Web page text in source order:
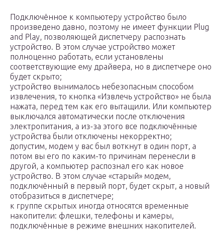
Подключённое к компьютеру устройство было
произведено давно, поэтому не имеет функции Plug
and Play, позволяющей диспетчеру распознать
устройство. В этом случае устройство может
полноценно работать, если установлены
соответствующие ему драйвера, но в диспетчере оно
будет скрыто;
устройство вынималось небезопасным способом
извлечения, то кнопка «Извлечь устройство» не была
нажата, перед тем как его вытащили. Или компьютер
выключался автоматически после отключения
электропитания, а из-за этого все подключённые
устройства были отключены некорректно;
допустим, модем у вас был воткнут в один порт, а
потом вы его по каким-то причинам перенесли в
другой, а компьютер распознал его как новое
устройство. В этом случае «старый» модем,
подключённый в первый порт, будет скрыт, а новый
отобразиться в диспетчере;
к группе скрытых иногда относятся временные
накопители: флешки, телефоны и камеры,
подключённые в режиме внешних накопителей.